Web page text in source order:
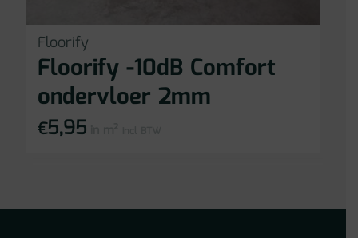
Floorify
Floorify -10dB Comfort
ondervloer 2mm
€5,95